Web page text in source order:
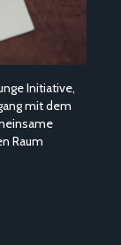
Initiative,
mit dem
Raum